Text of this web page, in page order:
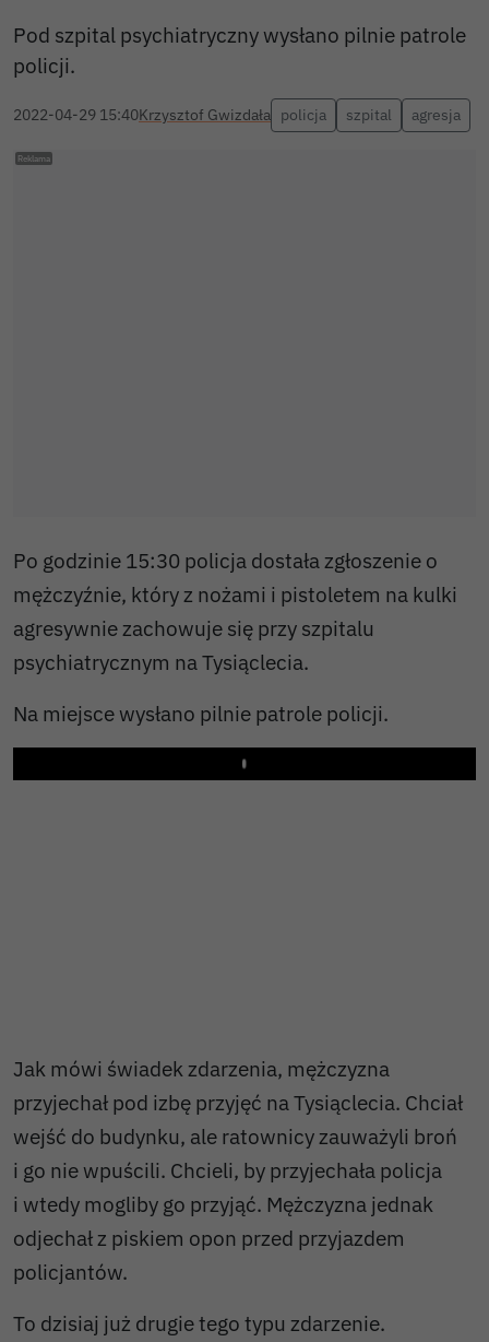
Pod szpital psychiatryczny wysłano pilnie patrole
policji.
2022-04-29 15:40Krzysztof Gwizdała policja szpital agresja
Po godzinie 15:30 policja dostała zgłoszenie o
mężczyźnie, który z nożami i pistoletem na kulki
agresywnie zachowuje się przy szpitalu
psychiatrycznym na Tysiąclecia.
Na miejsce wysłano pilnie patrole policji.
Play
Jak mówi świadek zdarzenia, mężczyzna
przyjechał pod izbę przyjęć na Tysiąclecia. Chciał
wejść do budynku, ale ratownicy zauważyli broń
i go nie wpuścili. Chcieli, by przyjechała policja
i wtedy mogliby go przyjąć. Mężczyzna jednak
odjechał z piskiem opon przed przyjazdem
policjantów.
To dzisiaj już drugie tego typu zdarzenie.